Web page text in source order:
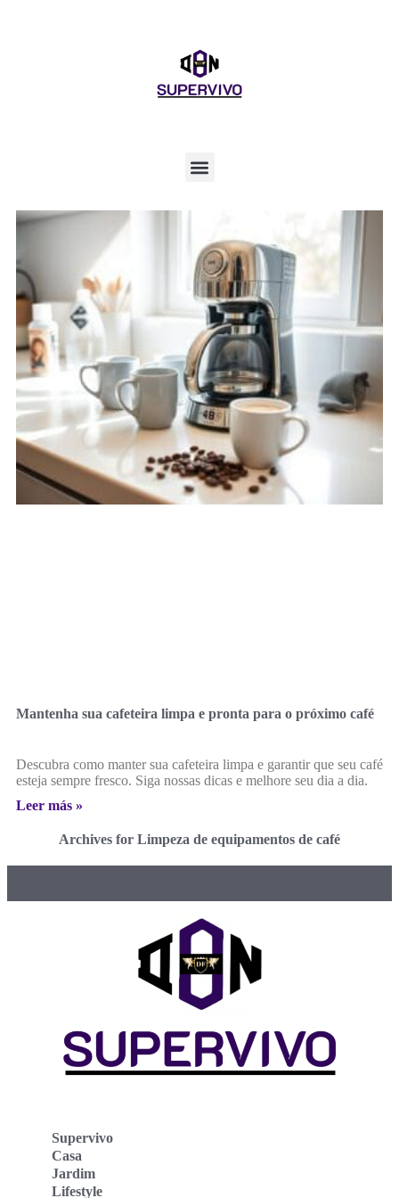
Mantenha sua cafeteira limpa e pronta para o próximo café
Descubra como manter sua cafeteira limpa e garantir que seu café
esteja sempre fresco. Siga nossas dicas e melhore seu dia a dia.
Leer más »
Archives for Limpeza de equipamentos de café
Supervivo
Casa
Jardim
Lifestyle